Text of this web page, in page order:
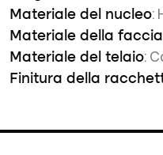
Materiale del nucleo:
Materiale della faccia
Materiale del telaio:
Finitura della